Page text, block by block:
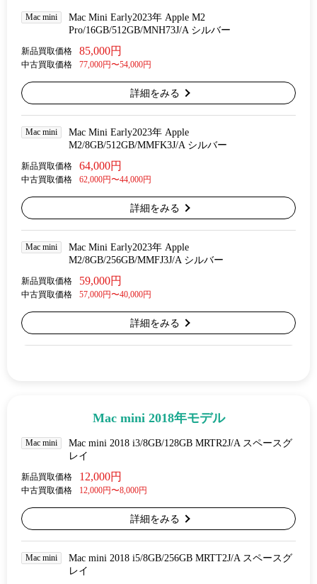
Mac mini
Mac Mini Early2023年 Apple M2
Pro/16GB/512GB/MNH73J/A シルバー
新品買取価格 85,000円
中古買取価格 77,000円〜54,000円
詳細をみる
Mac mini
Mac Mini Early2023年 Apple
M2/8GB/512GB/MMFK3J/A シルバー
新品買取価格 64,000円
中古買取価格 62,000円〜44,000円
詳細をみる
Mac mini
Mac Mini Early2023年 Apple
M2/8GB/256GB/MMFJ3J/A シルバー
新品買取価格 59,000円
中古買取価格 57,000円〜40,000円
詳細をみる
Mac mini 2018年モデル
Mac mini
Mac mini 2018 i3/8GB/128GB MRTR2J/A スペースグ
レイ
新品買取価格 12,000円
中古買取価格 12,000円〜8,000円
詳細をみる
Mac mini
Mac mini 2018 i5/8GB/256GB MRTT2J/A スペースグ
レイ